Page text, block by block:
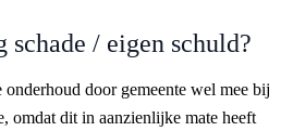
schade / eigen schuld?
door gemeente wel mee bij
omdat dit in aanzienlijke mate heeft